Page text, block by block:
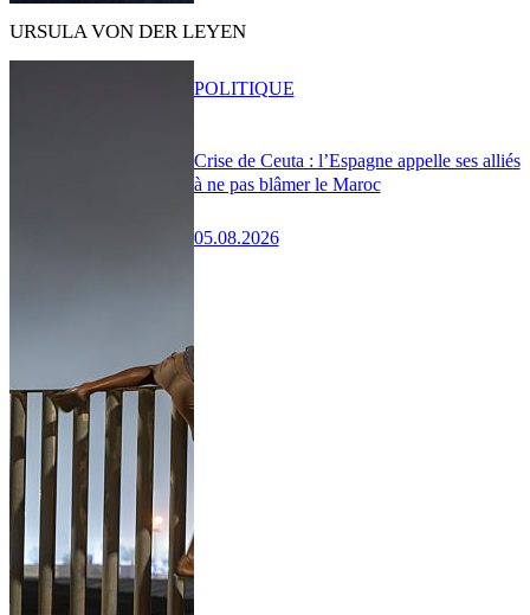
URSULA VON DER LEYEN
Crise de Ceuta : l’Espagne appelle ses alliés
à ne pas blâmer le Maroc
05.08.2026
POLITIQUE